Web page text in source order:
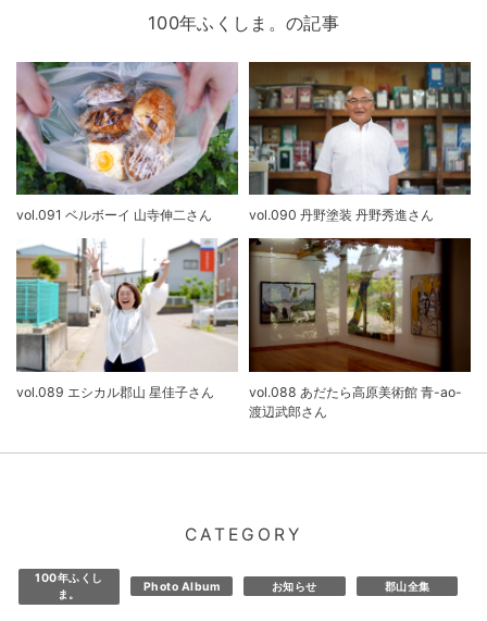
100年ふくしま。の記事
vol.091 ベルボーイ 山寺伸二さん vol.090 丹野塗装 丹野秀進さん
vol.089 エシカル郡山 星佳子さん
vol.088 あだたら高原美術館 青-ao-
渡辺武郎さん
CATEGORY
100年ふくし
ま。
Photo Album お知らせ 郡山全集